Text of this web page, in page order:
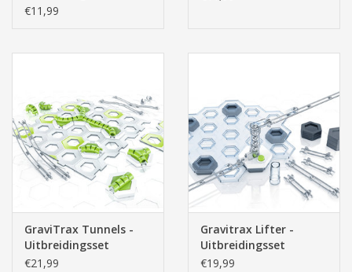
€11,99
GraviTrax Tunnels -
Uitbreidingsset
€21,99
Gravitrax Lifter -
Uitbreidingsset
€19,99